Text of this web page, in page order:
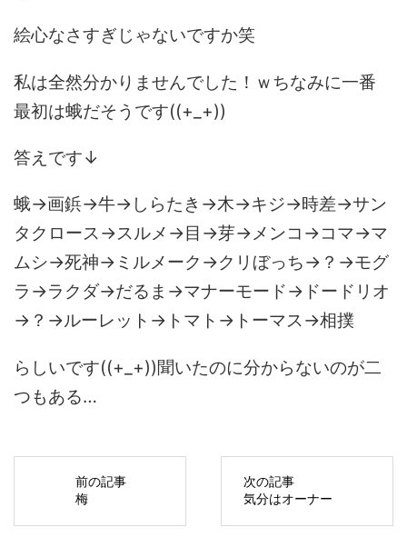
絵心なさすぎじゃないですか笑
私は全然分かりませんでした！ｗちなみに一番
最初は蛾だそうです((+_+))
答えです↓
蛾→画鋲→牛→しらたき→木→キジ→時差→サン
タクロース→スルメ→目→芽→メンコ→コマ→マ
ムシ→死神→ミルメーク→クリぼっち→？→モグ
ラ→ラクダ→だるま→マナーモード→ドードリオ
→？→ルーレット→トマト→トーマス→相撲
らしいです((+_+))聞いたのに分からないのが二
つもある…
前の記事
梅
次の記事
気分はオーナー